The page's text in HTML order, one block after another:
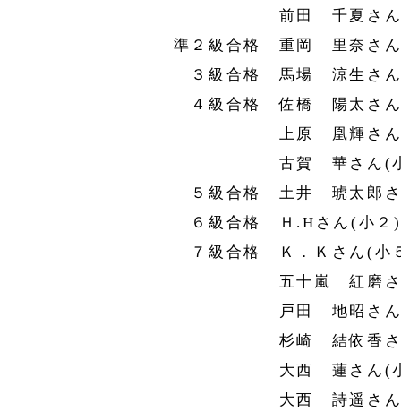
前田 千夏さん(
準２級合格 重岡 里奈さ
３級合格 馬場 涼生さん
４級合格 佐橋 陽太さん
上原 凰輝さん(
古賀 華さん(小
５級合格 土井 琥太郎さ
６級合格 Ｈ.Hさん(小２)
７級合格 Ｋ．Ｋさん(小
五十嵐 紅磨さん
戸田 地昭さん(
杉崎 結依香さん
大西 蓮さん(小
大西 詩遥さん(